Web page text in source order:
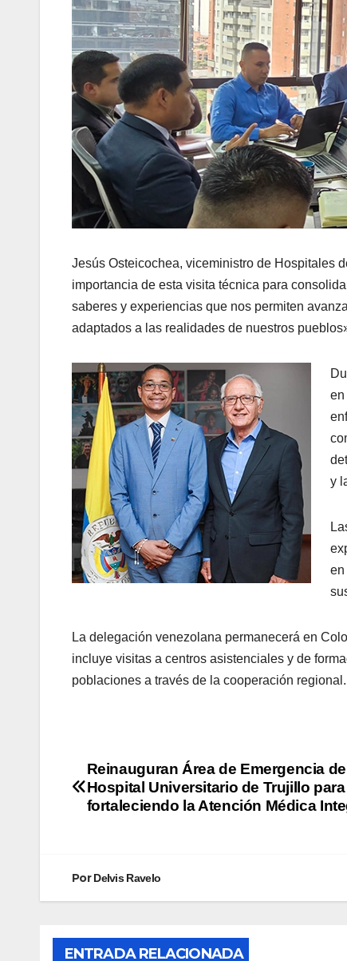
Jesús Osteicochea, viceministro de Hospitales
importancia de esta visita técnica para
saberes y experiencias que nos permiten
adaptados a las realidades de nuestros
en
y
en
La delegación venezolana permanecerá en
incluye visitas a centros asistenciales y de
poblaciones a través de la cooperación regional.
Reinauguran Área de Emergencia
Hospital Universitario de Trujillo
fortaleciendo la Atención Médica
PorDelvis Ravelo
ENTRADA RELACIONADA